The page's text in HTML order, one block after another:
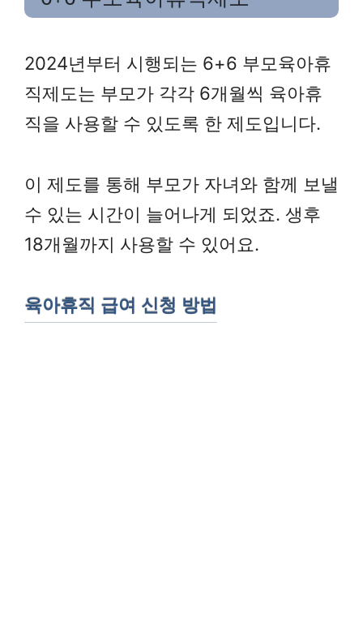
2024년부터 시행되는 6+6 부모육아휴
직제도는 부모가 각각 6개월씩 육아휴
직을 사용할 수 있도록 한 제도입니다.
이 제도를 통해 부모가 자녀와 함께 보낼
수 있는 시간이 늘어나게 되었죠. 생후
18개월까지 사용할 수 있어요.
육아휴직 급여 신청 방법